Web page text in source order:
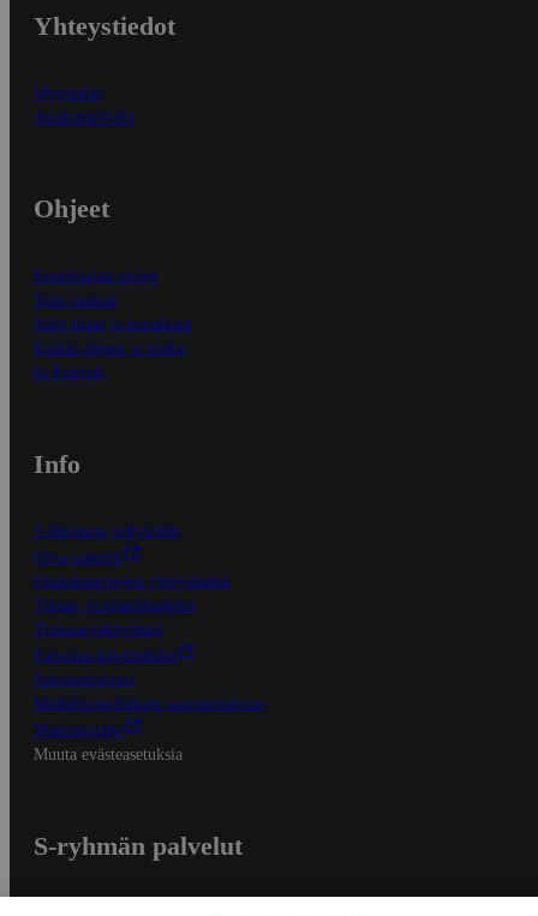
Yhteystiedot
Myymälät
Asiakaspalvelu
Ohjeet
Ensitilaajan ohjeet
Näin maksat
Näin tilaat ja muokkaat
Kaikki ohjeet ja vinkit
In English
Info
S-Business yrityksille
Oiva-raportit
Osuuskauppojen yhteystiedot
Tilaus- ja toimitusehdot
Tietosuojakäytäntö
Palvelun käyttöehdot
Saavutettavuus
Mobiilisovelluksen saavutettavuus
Mainostajalle
Muuta evästeasetuksia
S-ryhmän palvelut